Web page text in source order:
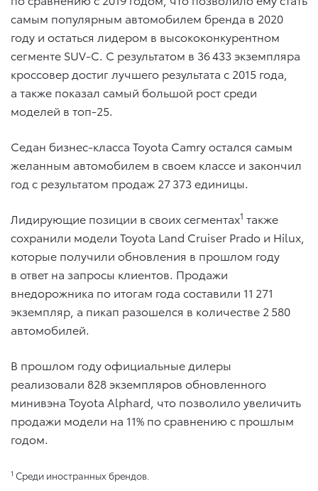
самым популярным автомобилем бренда в 2020
году и остаться лидером в высококонкурентном
сегменте SUV-C. С результатом в 36 433 экземпляра
кроссовер достиг лучшего результата с 2015 года,
а также показал самый большой рост среди
моделей в топ-25.
Седан бизнес-класса Toyota Camry остался самым
желанным автомобилем в своем классе и закончил
год с результатом продаж 27 373 единицы.
Лидирующие позиции в своих сегментах1 также
сохранили модели Toyota Land Cruiser Prado и Hilux,
которые получили обновления в прошлом году
в ответ на запросы клиентов. Продажи
внедорожника по итогам года составили 11 271
экземпляр, а пикап разошелся в количестве 2 580
автомобилей.
В прошлом году официальные дилеры
реализовали 828 экземпляров обновленного
минивэна Toyota Alphard, что позволило увеличить
продажи модели на 11% по сравнению с прошлым
годом.
1 Среди иностранных брендов.